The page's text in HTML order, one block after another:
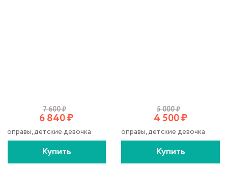
7 600₽
6 840₽
оправы, детские девочка
Купить
5 000₽
4 500₽
оправы, детские девочка
Купить